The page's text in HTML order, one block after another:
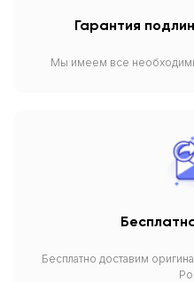
Гарантия
Мы имеем все
Бесплатно доставим